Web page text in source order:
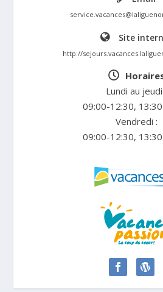
Site
http://
Lundi au
09:00-12:30,
Vendredi :
09:00-12:30,